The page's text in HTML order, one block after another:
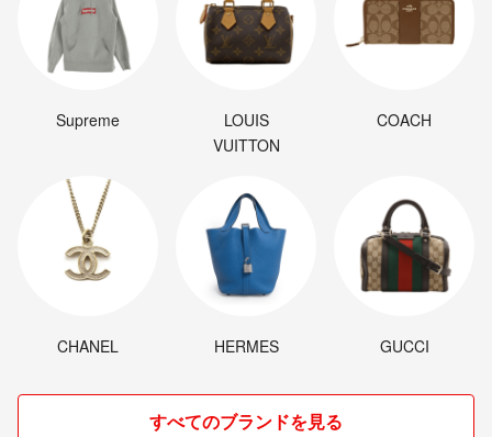
Supreme
LOUIS
VUITTON
COACH
CHANEL HERMES GUCCI
すべてのブランドを見る